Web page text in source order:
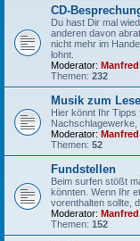
CD-
Du hast Dir mal
anderen davon
nicht mehr im
lohnt.
Moderator: Manfred
Themen: 232
Musik zum
Hier könnt Ihr Tipps
Nachschlagewerke,
Moderator: Manfred
Themen: 52
Fundstellen
Beim surfen stößt
könnten. Wenn Ihr
vorenthalten sollte,
Moderator: Manfred
Themen: 152